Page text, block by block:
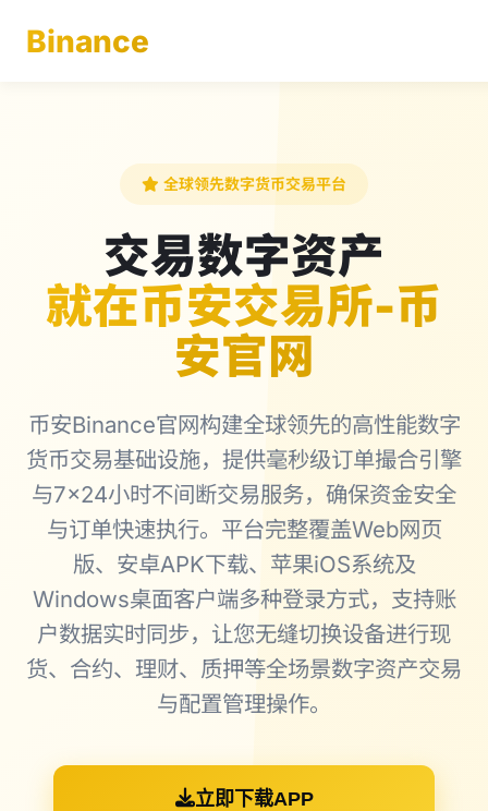
Binance
全球领先数字货币交易平台
交易数字资产
就在币安交易所-币
安官网
币安Binance官网构建全球领先的高性能数字
货币交易基础设施，提供毫秒级订单撮合引擎
与7×24小时不间断交易服务，确保资金安全
与订单快速执行。平台完整覆盖Web网页
版、安卓APK下载、苹果iOS系统及
Windows桌面客户端多种登录方式，支持账
户数据实时同步，让您无缝切换设备进行现
货、合约、理财、质押等全场景数字资产交易
与配置管理操作。
立即下载APP